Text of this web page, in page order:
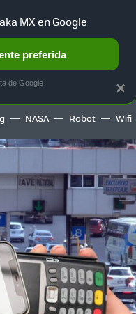
AUTO TERRITORIO
NASA Robot Wifi
×
MX en Google
preferida
de Google